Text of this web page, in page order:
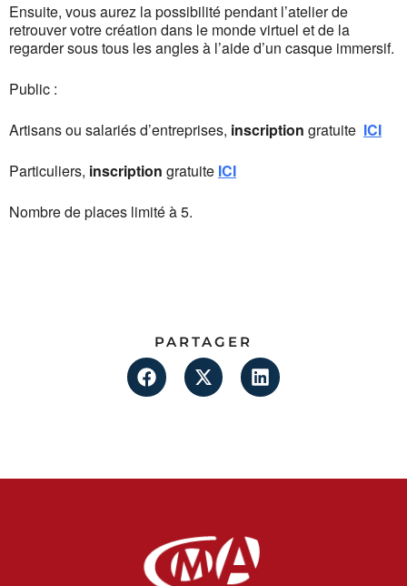
Ensuite, vous aurez la possibilité pendant l’atelier de
retrouver votre création dans le monde virtuel et de la
regarder sous tous les angles à l’aide d’un casque immersif.
Public :
Artisans ou salariés d’entreprises, inscription gratuite ICI
Particuliers, inscription gratuite ICI
Nombre de places limité à 5.
PARTAGER